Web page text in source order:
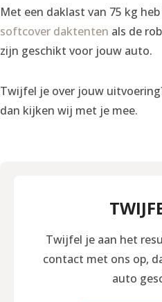
Met een daklast van 75 kg
softcover daktenten als de
zijn geschikt voor jouw auto.
Twijfel je over jouw
dan kijken wij met je mee.
Twijfel je aan het
contact met ons op,
auto